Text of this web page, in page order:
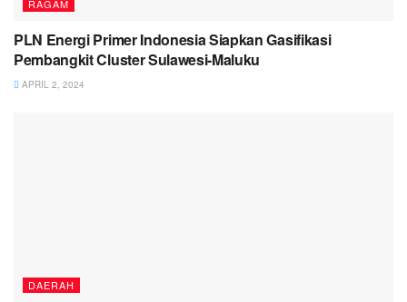
RAGAM
PLN Energi Primer Indonesia Siapkan Gasifikasi
Pembangkit Cluster Sulawesi-Maluku
APRIL 2, 2024
DAERAH